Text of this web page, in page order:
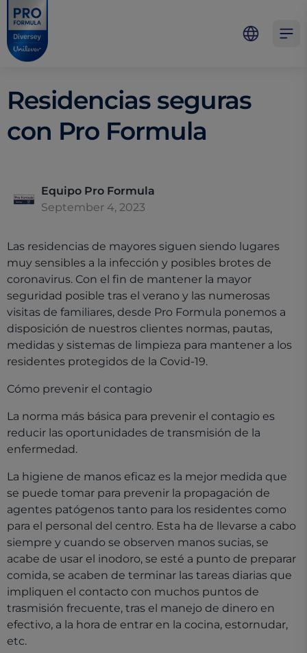
Skip to main content
Skip to navigation
Skip to footer
Pro Formula
Residencias seguras
con Pro Formula
Equipo Pro Formula
September 4, 2023
Las residencias de mayores siguen siendo lugares
muy sensibles a la infección y posibles brotes de
coronavirus. Con el fin de mantener la mayor
seguridad posible tras el verano y las numerosas
visitas de familiares, desde Pro Formula ponemos a
disposición de nuestros clientes normas, pautas,
medidas y sistemas de limpieza para mantener a los
residentes protegidos de la Covid-19.
Cómo prevenir el contagio
La norma más básica para prevenir el contagio es
reducir las oportunidades de transmisión de la
enfermedad.
La higiene de manos eficaz es la mejor medida que
se puede tomar para prevenir la propagación de
agentes patógenos tanto para los residentes como
para el personal del centro. Esta ha de llevarse a cabo
siempre y cuando se observen manos sucias, se
acabe de usar el inodoro, se esté a punto de preparar
comida, se acaben de terminar las tareas diarias que
impliquen el contacto con muchos puntos de
trasmisión frecuente, tras el manejo de dinero en
efectivo, a la hora de entrar en la cocina, estornudar,
etc.